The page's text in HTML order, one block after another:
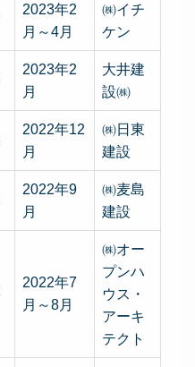
2023年2
月～4月
㈱イチ
ケン
2023年2
月
大井建
設㈱
2022年12
月
㈱日東
建設
2022年9
月
㈱麦島
建設
2022年7
月～8月
㈱オー
プンハ
ウス・
アーキ
テクト